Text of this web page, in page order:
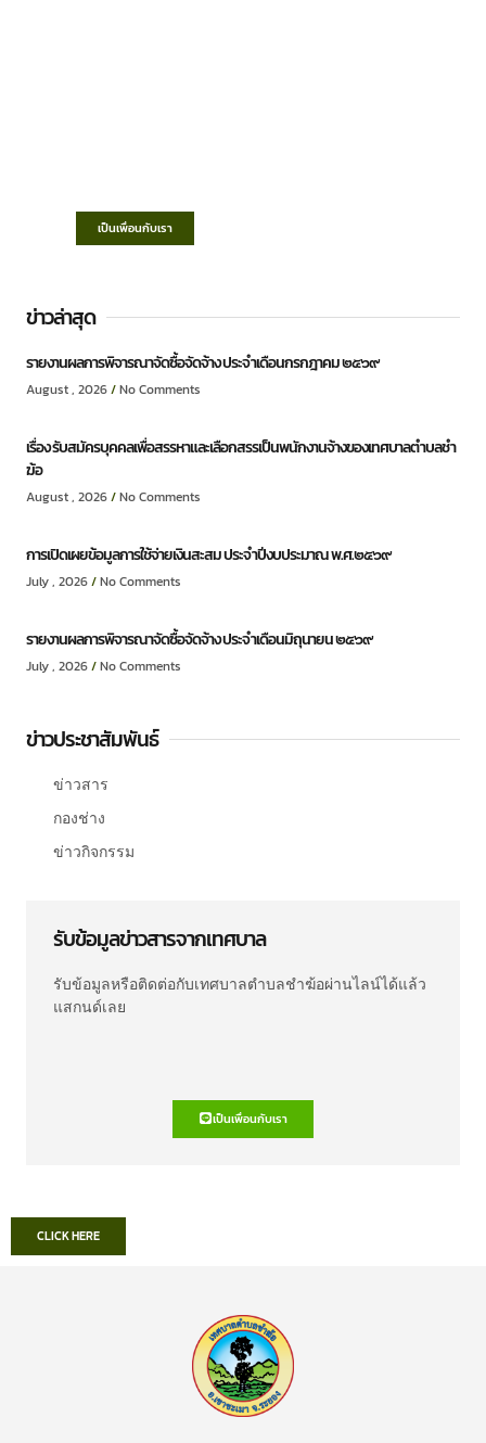
เป็นเพื่อนกับเรา
ข่าวล่าสุด
รายงานผลการพิจารณาจัดซื้อจัดจ้าง ประจำเดือนกรกฎาคม ๒๕๖๙
August , 2026 No Comments
เรื่อง รับสมัครบุคคลเพื่อสรรหาและเลือกสรรเป็นพนักงานจ้างของเทศบาลตำบลชำ
ฆ้อ
August , 2026 No Comments
การเปิดเผยข้อมูลการใช้จ่ายเงินสะสม ประจำปีงบประมาณ พ.ศ.๒๕๖๙
July , 2026 No Comments
รายงานผลการพิจารณาจัดซื้อจัดจ้าง ประจำเดือนมิถุนายน ๒๕๖๙
July , 2026 No Comments
ข่าวประชาสัมพันธ์
ข่าวสาร
กองช่าง
ข่าวกิจกรรม
รับข้อมูลข่าวสารจากเทศบาล
รับข้อมูลหรือติดต่อกับเทศบาลตำบลชำฆ้อผ่านไลน์ได้แล้ว
แสกนด์เลย
เป็นเพื่อนกับเรา
CLICK HERE